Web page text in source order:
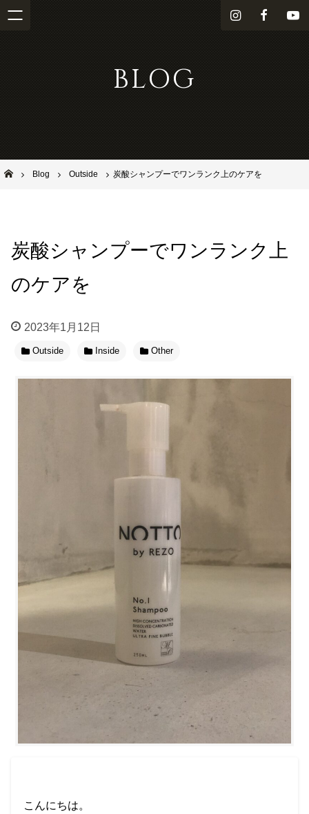
i
m
Y
BLOG
池田市石橋の美容室ならヘアサロンSolana（ソラーナ）
Blog Outside 炭酸シャンプーでワンランク上のケアを
炭酸シャンプーでワンランク上
のケアを
2023年1月12日
Outside Inside Other
こんにちは。